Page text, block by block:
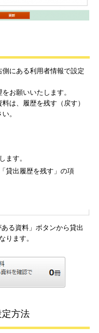
にある利用者情報で設定
お願いいたします。
は、履歴を残す（戻す）
。
ます。
貸出履歴を残す」の項
る資料」ボタンから貸出
ります。
定方法